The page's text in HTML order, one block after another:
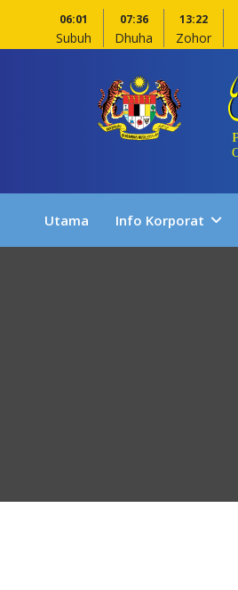
06:01
Subuh
07:36
Dhuha
13:22
Zohor
Utama Info Korporat